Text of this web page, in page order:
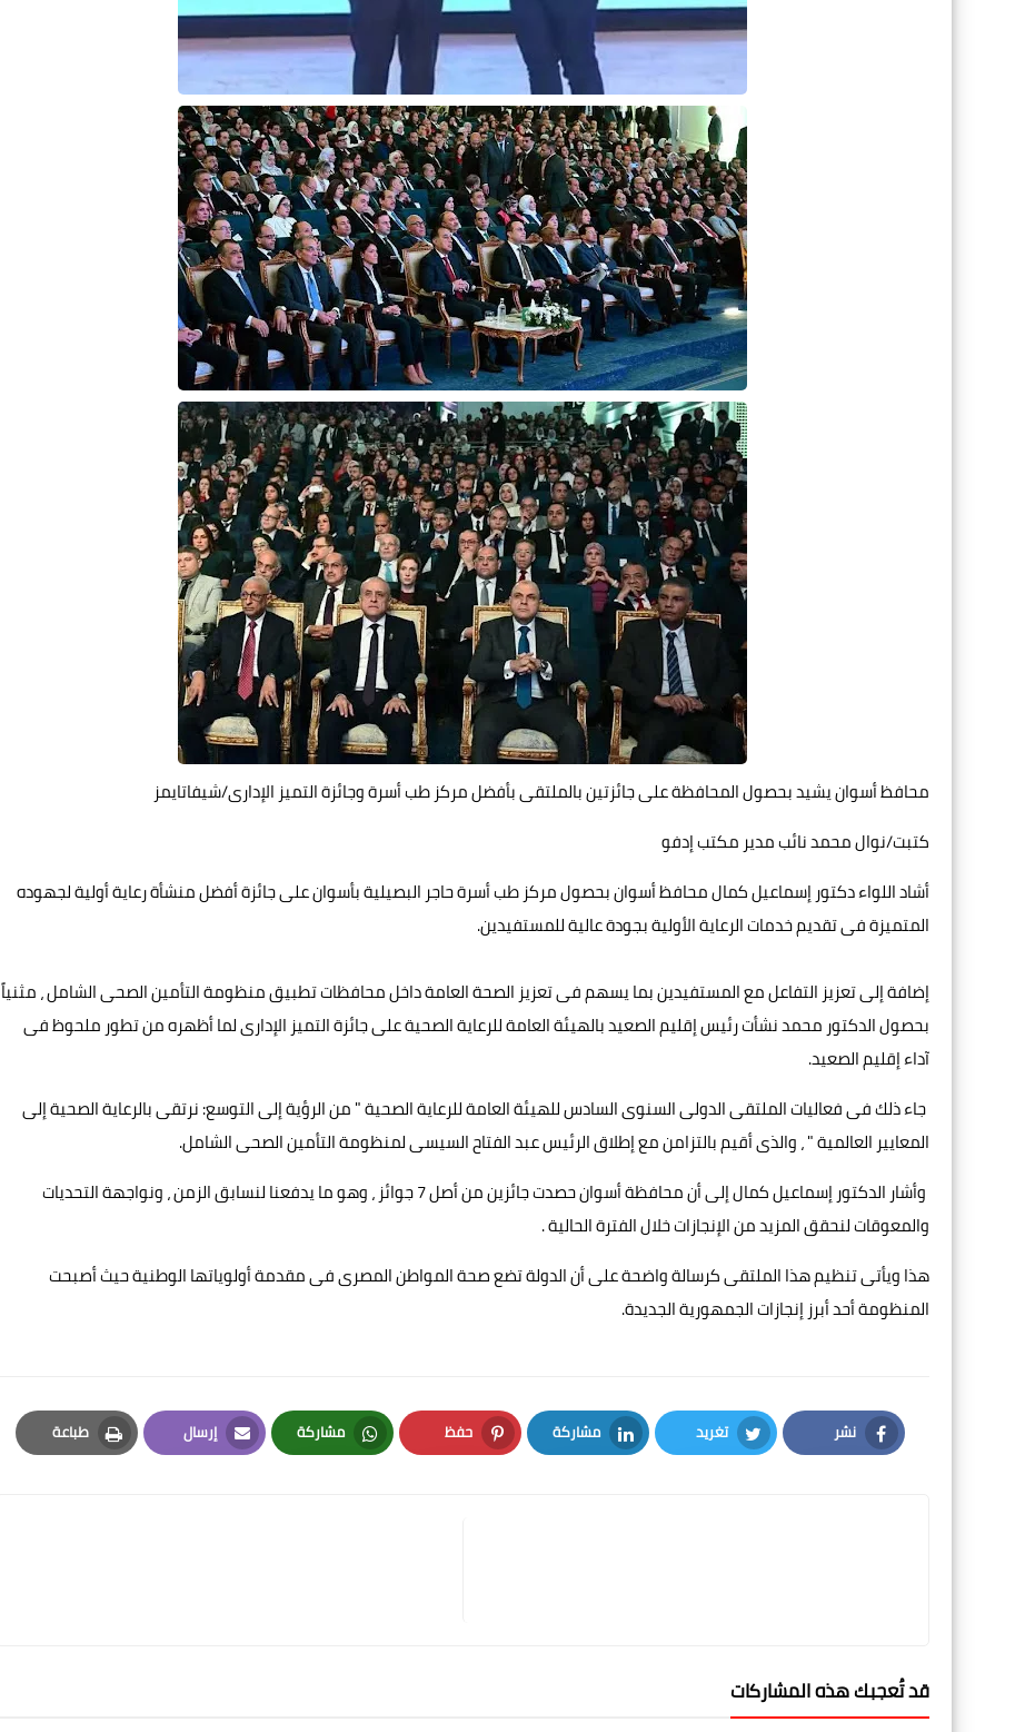
محافظ أسوان يشيد بحصول المحافظة على جائزتين بالملتقى بأفضل مركز طب أسرة وجائزة التميز الإدارى/شيفاتايمز
كتبت/نوال محمد نائب مدير مكتب إدفو
أشاد اللواء دكتور إسماعيل كمال محافظ أسوان بحصول مركز طب أسرة حاجر البصيلية بأسوان على جائزة أفضل منشأة رعاية أولية لجهوده
المتميزة فى تقديم خدمات الرعاية الأولية بجودة عالية للمستفيدين.
إضافة إلى تعزيز التفاعل مع المستفيدين بما يسهم فى تعزيز الصحة العامة داخل محافظات تطبيق منظومة التأمين الصحى الشامل ، مثنياً
بحصول الدكتور محمد نشأت رئيس إقليم الصعيد بالهيئة العامة للرعاية الصحية على جائزة التميز الإدارى لما أظهره من تطور ملحوظ فى
آداء إقليم الصعيد.
جاء ذلك فى فعاليات الملتقى الدولى السنوى السادس للهيئة العامة للرعاية الصحية " من الرؤية إلى التوسع: نرتقى بالرعاية الصحية إلى
المعايير العالمية " ، والذى أقيم بالتزامن مع إطلاق الرئيس عبد الفتاح السيسى لمنظومة التأمين الصحى الشامل.
وأشار الدكتور إسماعيل كمال إلى أن محافظة أسوان حصدت جائزين من أصل 7 جوائز ، وهو ما يدفعنا لنسابق الزمن ، ونواجهة التحديات
والمعوقات لنحقق المزيد من الإنجازات خلال الفترة الحالية .
هذا ويأتى تنظيم هذا الملتقى كرسالة واضحة على أن الدولة تضع صحة المواطن المصرى فى مقدمة أولوياتها الوطنية حيث أصبحت
المنظومة أحد أبرز إنجازات الجمهورية الجديدة.
نشر
Facebook
تغريد
Twitter
مشاركة
LinkedIn
حفظ
Pinterest
مشاركة
Whatsapp
إرسال
Email
طباعة
Print
قد تُعجبك هذه المشاركات